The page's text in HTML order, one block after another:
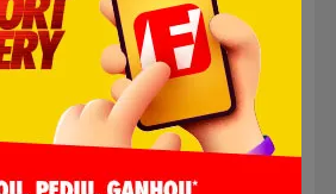
Bala de Gelatina Fini
Regaliz Sour Tubes
Ácido Morango 80g